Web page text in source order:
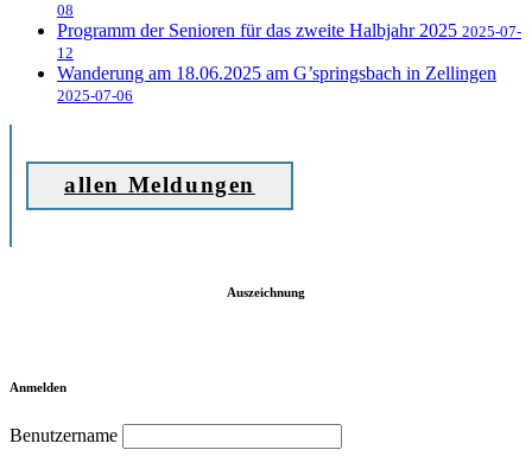
08
Programm der Senioren für das zweite Halbjahr 2025 2025-07-
12
Wanderung am 18.06.2025 am G’springsbach in Zellingen
2025-07-06
allen Meldungen
Auszeichnung
Anmelden
Benutzername